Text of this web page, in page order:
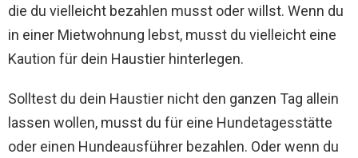
die du vielleicht bezahlen musst oder willst. Wenn du
in einer Mietwohnung lebst, musst du vielleicht eine
Kaution für dein Haustier hinterlegen.
Solltest du dein Haustier nicht den ganzen Tag allein
lassen wollen, musst du für eine Hundetagesstätte
oder einen Hundeausführer bezahlen. Oder wenn du